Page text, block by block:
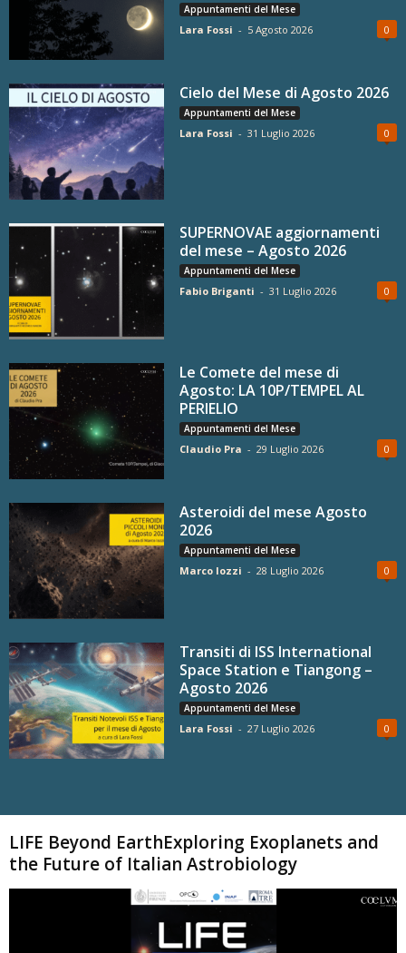
Appuntamenti del Mese
Lara Fossi - 5 Agosto 2026 0
Cielo del Mese di Agosto 2026
Appuntamenti del Mese
Lara Fossi - 31 Luglio 2026 0
SUPERNOVAE aggiornamenti
del mese – Agosto 2026
Appuntamenti del Mese
Fabio Briganti - 31 Luglio 2026 0
Le Comete del mese di
Agosto: LA 10P/TEMPEL AL
PERIELIO
Appuntamenti del Mese
Claudio Pra - 29 Luglio 2026 0
Asteroidi del mese Agosto
2026
Appuntamenti del Mese
Marco Iozzi - 28 Luglio 2026 0
Transiti di ISS International
Space Station e Tiangong –
Agosto 2026
Appuntamenti del Mese
Lara Fossi - 27 Luglio 2026 0
LIFE Beyond EarthExploring Exoplanets and
the Future of Italian Astrobiology